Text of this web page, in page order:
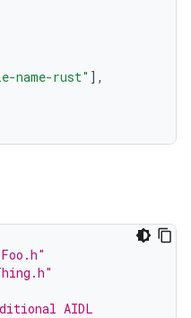
name-rust" ],
AIDL